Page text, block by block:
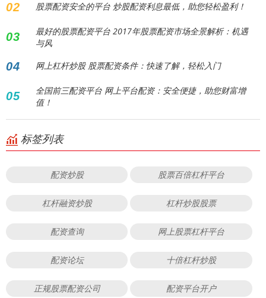
02 股票配资安全的平台 炒股配资利息最低，助您轻松盈利！
03
最好的股票配资平台 2017年股票配资市场全景解析：机遇
与风
04 网上杠杆炒股 股票配资条件：快速了解，轻松入门
05
全国前三配资平台 网上平台配资：安全便捷，助您财富增
值！
标签列表
配资炒股 股票百倍杠杆平台
杠杆融资炒股 杠杆炒股股票
配资查询 网上股票杠杆平台
配资论坛 十倍杠杆炒股
正规股票配资公司 配资平台开户